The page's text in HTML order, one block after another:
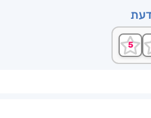
דעת